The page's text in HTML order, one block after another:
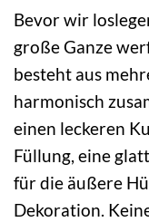
Bevor wir
große Ganze
besteht aus
harmonisch
einen leckeren
Füllung, eine
für die äußere
Dekoration.